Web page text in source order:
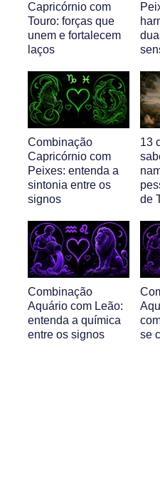
Capricórnio com
Touro: forças que
unem e fortalecem
laços
Combinação
Capricórnio com
Peixes: entenda a
sintonia entre os
signos
13
de
Combinação
Aquário com Leão:
entenda a química
entre os signos
se